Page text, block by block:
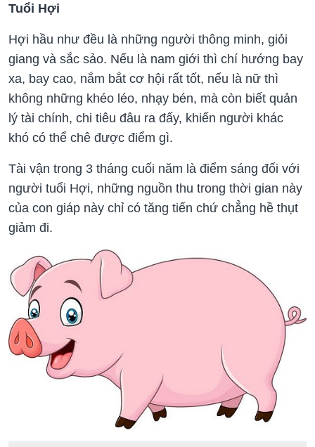
Tuổi Hợi
Hợi hầu như đều là những người thông minh, giỏi
giang và sắc sảo. Nếu là nam giới thì chí hướng bay
xa, bay cao, nắm bắt cơ hội rất tốt, nếu là nữ thì
không những khéo léo, nhạy bén, mà còn biết quản
lý tài chính, chi tiêu đâu ra đấy, khiến người khác
khó có thể chê được điểm gì.
Tài vận trong 3 tháng cuối năm là điểm sáng đối với
người tuổi Hợi, những nguồn thu trong thời gian này
của con giáp này chỉ có tăng tiến chứ chẳng hề thụt
giảm đi.